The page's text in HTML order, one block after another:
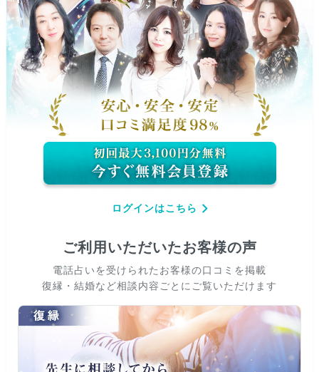
ログインはこちら
ご利用いただいたお客様の声
電話占いを受けられたお客様の口コミを掲載
復縁・結婚など相談内容ごとにご覧いただけます